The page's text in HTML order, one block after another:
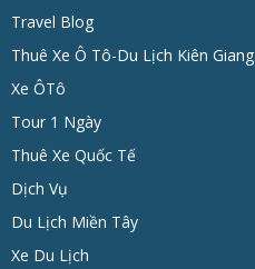
Travel Blog
Thuê Xe Ô Tô-Du Lịch Kiên Giang
Xe ÔTô
Tour 1 Ngày
Thuê Xe Quốc Tế
Dịch Vụ
Du Lịch Miền Tây
Xe Du Lịch